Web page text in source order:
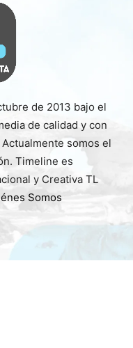
de 2013 bajo el
de calidad y con
somos el
Timeline es
y Creativa TL
Somos